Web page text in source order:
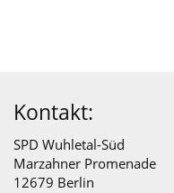
Kontakt:
SPD Wuhletal-Süd
Marzahner Promenade
12679 Berlin